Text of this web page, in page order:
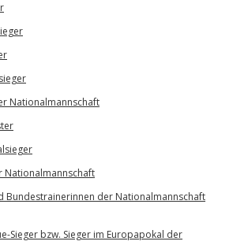
Nationalmannschaft
Nationalmannschaft
Bundestrainerinnen der Nationalmannschaft
Sieger bzw. Sieger im Europapokal der